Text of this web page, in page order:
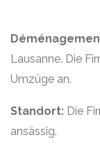
Lausanne. Die
Umzüge an.
Standort: Die
ansässig.